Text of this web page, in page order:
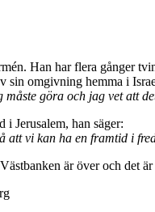
Han har flera gånger
sin omgivning hemma i
måste göra och jag vet att
Jerusalem, han säger:
att vi kan ha en framtid i
är över och det